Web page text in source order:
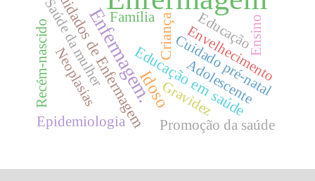
Enfermagem.
Idoso
Cuidados de Enfermagem Criança
Educação em saúde
Cuidado pré-natal
Envelhecimento
Saúde da mulher Adolescente
Família Ensino
Epidemiologia
Recém-nascidoNeoplasias
Promoção da saúde
Educação
Gravidez